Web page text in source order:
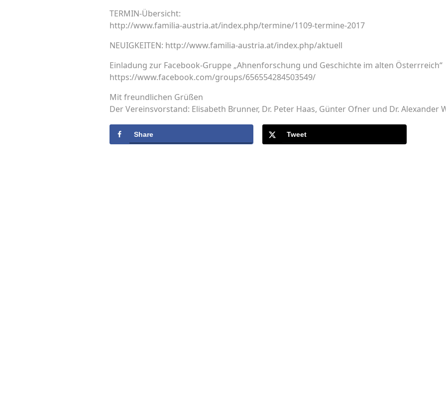
TERMIN-Übersicht:
http://www.familia-austria.at/index.php/termine/1109-termine-2017
NEUIGKEITEN: http://www.familia-austria.at/index.php/aktuell
Einladung zur Facebook-Gruppe „Ahnenforschung und Geschichte im alten Österrreich“
https://www.facebook.com/groups/656554284503549/
Mit freundlichen Grüßen
Der Vereinsvorstand: Elisabeth Brunner, Dr. Peter Haas, Günter Ofner und Dr. Alexander
Share Tweet